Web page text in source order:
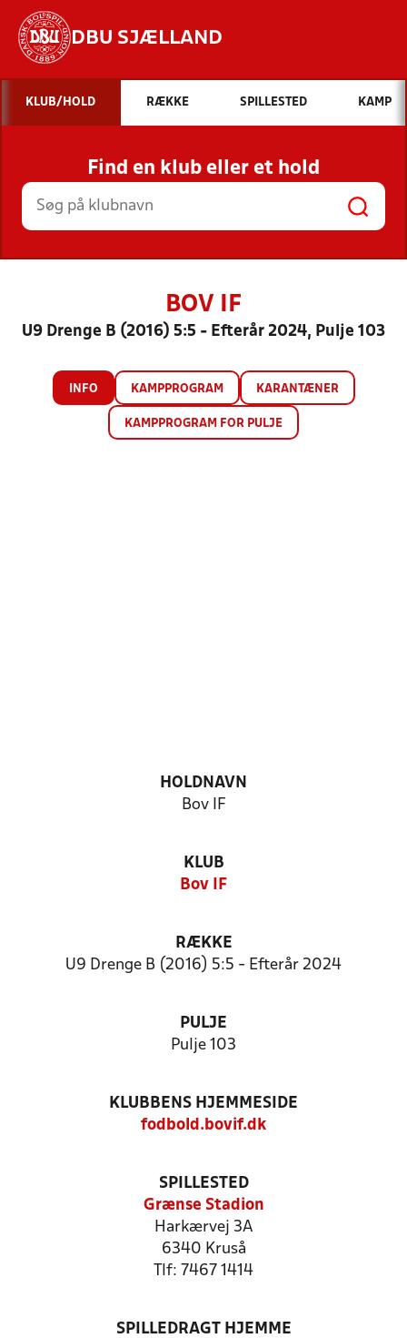
DBU SJÆLLAND
Hvad vil du søge efter?
INDHOLD OG NYHEDER
STILLINGER, RESULTATER, KLUBBER OG
HOLD
KLUB/HOLD RÆKKE SPILLESTED KAMP
Find en klub eller et hold
BOV IF
U9 Drenge B (2016) 5:5 - Efterår 2024, Pulje 103
INFO KAMPPROGRAM KARANTÆNER
KAMPPROGRAM FOR PULJE
HOLDNAVN
Bov IF
KLUB
Bov IF
RÆKKE
U9 Drenge B (2016) 5:5 - Efterår 2024
PULJE
Pulje 103
KLUBBENS HJEMMESIDE
fodbold.bovif.dk
SPILLESTED
Grænse Stadion
Harkærvej 3A
6340 Kruså
Tlf: 7467 1414
SPILLEDRAGT HJEMME